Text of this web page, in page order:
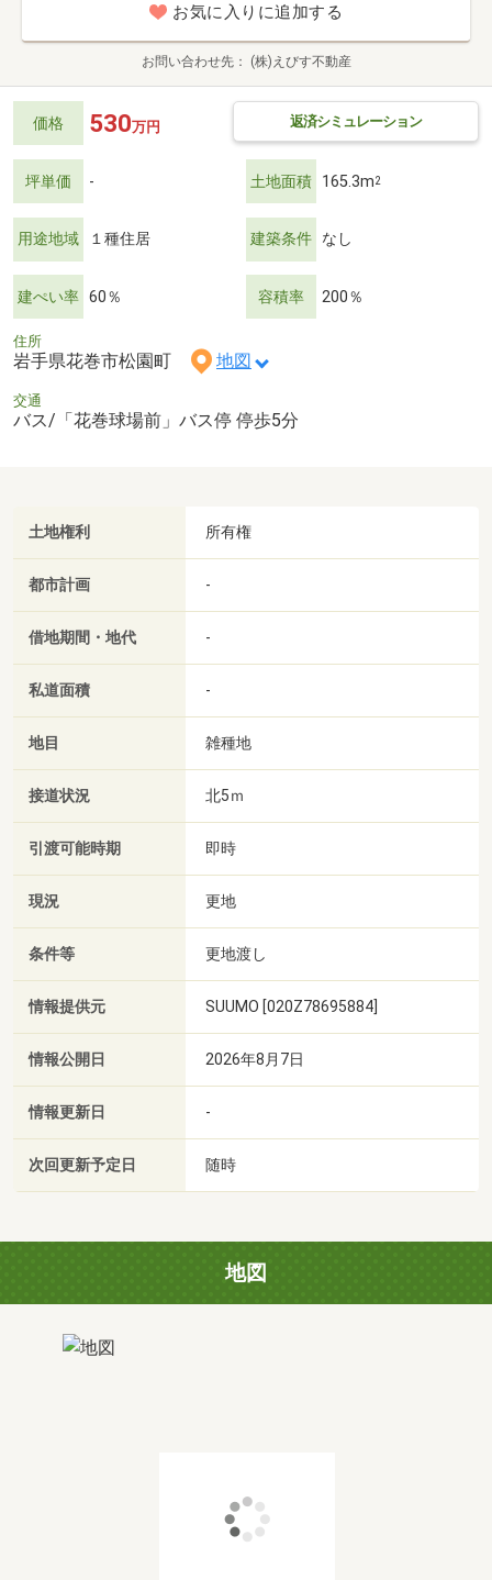
お気に入りに追加する
お問い合わせ先 (株)えびす不動産
価格 返済シミュレーション
530万円
坪単価 - 土地面積 165.3m2
用途地域 １種住居 建築条件 なし
建ぺい率 60％ 容積率 200％
住所
岩手県花巻市松園町 地図
交通
バス/「花巻球場前」バス停 停歩5分
土地権利 所有権
都市計画 -
借地期間・地代 -
私道面積 -
地目 雑種地
接道状況 北5ｍ
引渡可能時期 即時
現況 更地
条件等 更地渡し
情報提供元 SUUMO [020Z78695884]
情報公開日 2026年8月7日
情報更新日 -
次回更新予定日 随時
地図